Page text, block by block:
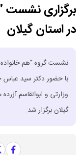
برگزاری نشست
در استان گیلان
نشست گروه “هم
با حضور دکتر سید
وزارتی و ابوالقاسم
گیلان برگزار شد.